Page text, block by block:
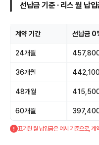
선납금 기준 · 리스 월 납
계약 기간 선납금
24개월
36개월
48개월
60개월
표기된 월 납입금은 예시 기준으로, 계